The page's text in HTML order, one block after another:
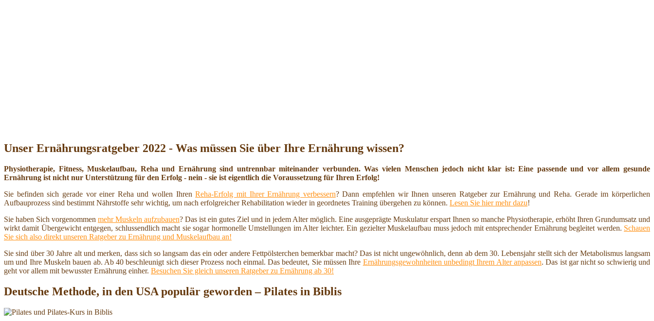
Unser Ernährungsratgeber 2022 - Was müssen Sie über Ihre Ernährung wissen?
Physiotherapie, Fitness, Muskelaufbau, Reha und Ernährung sind untrennbar miteinander verbunden. Was vielen Menschen jedoch nicht klar ist: Eine passende und vor allem gesunde
Ernährung ist nicht nur Unterstützung für den Erfolg - nein - sie ist eigentlich die Voraussetzung für Ihren Erfolg!
Sie befinden sich gerade vor einer Reha und wollen IhrenReha-Erfolg mit Ihrer Ernährung verbessern? Dann empfehlen wir Ihnen unseren Ratgeber zur Ernährung und Reha. Gerade im körperlichen
Aufbauprozess sind bestimmt Nährstoffe sehr wichtig, um nach erfolgreicher Rehabilitation wieder in geordnetes Training übergehen zu können. Lesen Sie hier mehr dazu!
Sie haben Sich vorgenommen mehr Muskeln aufzubauen? Das ist ein gutes Ziel und in jedem Alter möglich. Eine ausgeprägte Muskulatur erspart Ihnen so manche Physiotherapie, erhöht Ihren Grundumsatz und
wirkt damit Übergewicht entgegen, schlussendlich macht sie sogar hormonelle Umstellungen im Alter leichter. Ein gezielter Muskelaufbau muss jedoch mit entsprechender Ernährung begleitet werden. Schauen
Sie sich also direkt unseren Ratgeber zu Ernährung und Muskelaufbau an!
Sie sind über 30 Jahre alt und merken, dass sich so langsam das ein oder andere Fettpölsterchen bemerkbar macht? Das ist nicht ungewöhnlich, denn ab dem 30. Lebensjahr stellt sich der Metabolismus langsam
um und Ihre Muskeln bauen ab. Ab 40 beschleunigt sich dieser Prozess noch einmal. Das bedeutet, Sie müssen Ihre Ernährungsgewohnheiten unbedingt Ihrem Alter anpassen. Das ist gar nicht so schwierig und
geht vor allem mit bewusster Ernährung einher. Besuchen Sie gleich unseren Ratgeber zu Ernährung ab 30!
Deutsche Methode, in den USA populär geworden – Pilates in Biblis